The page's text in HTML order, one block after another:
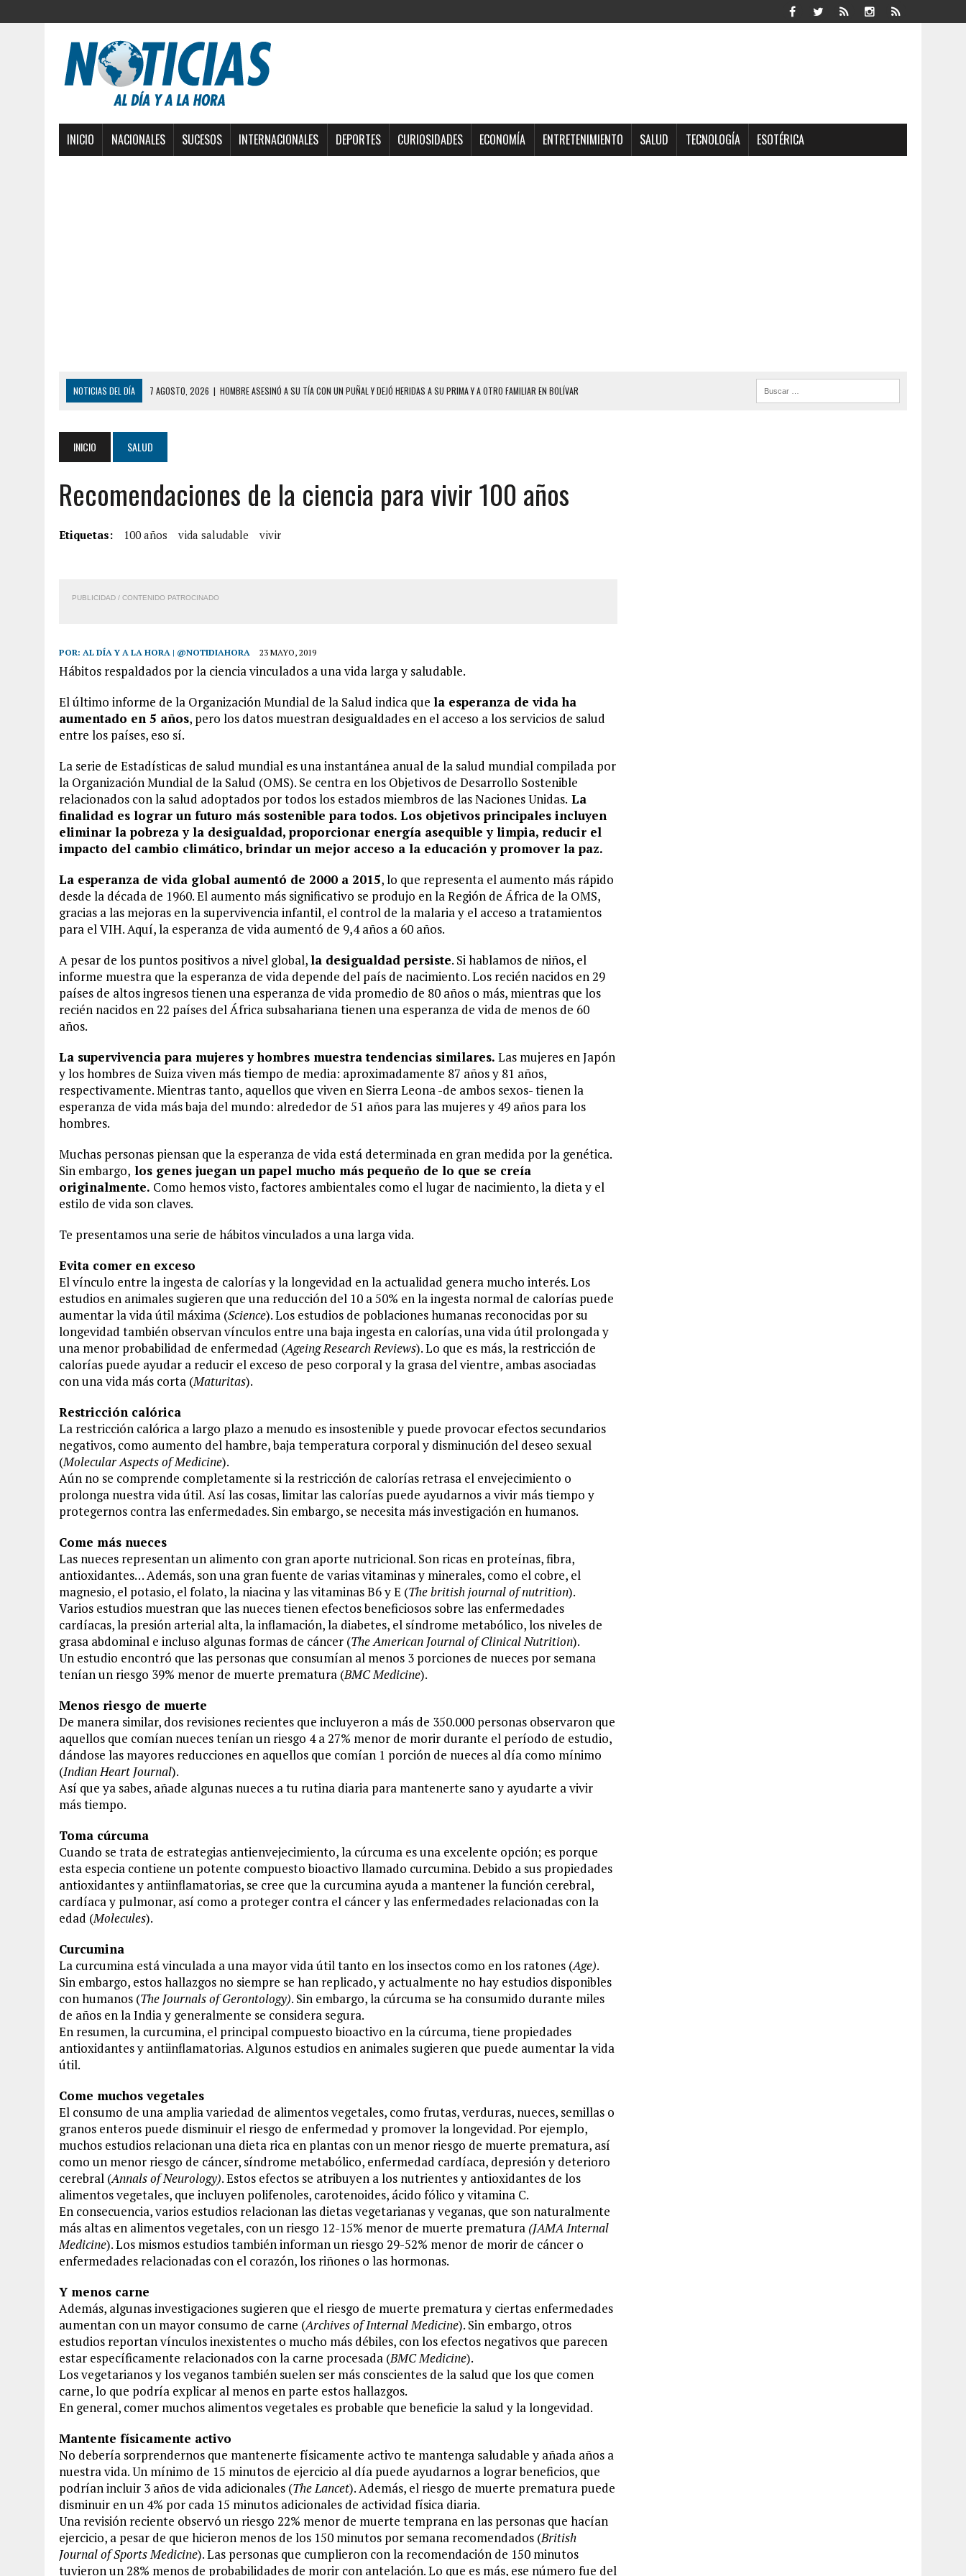
INICIO NACIONALES SUCESOS INTERNACIONALES DEPORTES CURIOSIDADES ECONOMÍA ENTRETENIMIENTO SALUD TECNOLOGÍA ESOTÉRICA
NOTICIAS DEL DÍA 7 AGOSTO, 2026 | YARACUY: ASESINARON DOS HOMBRES EL MISMO DÍA EN SECTORES VECINOS
6 AGOSTO, 2026 | BARINAS: ADOLESCENTE SE QUITÓ LA VIDA TRAS SER ACOSADA Y ABUSADA POR LA PAREJA DE SU ABUELA
CONMOCIÓN EN COLORADO POR ASESINATO DE UNA ADOLESCENTE VENEZOLANA EN REUNIÓN CON AMIGOS
5 AGOSTO, 2026 | PRESUNTO BROTE PSICÓTICO POR FALTA DE TRATAMIENTO DESENCADENÓ TRAGEDIA FAMILIAR
5 AGOSTO, 2026 | HORROR EN BARINAS: UN HOMBRE INDUJO AL SUICIDIO A UNA ADOLESCENTE DE 13 AÑOS TRAS ABUSAR DE ELLA
7 AGOSTO, 2026 | HOMBRE ASESINÓ A SU TÍA CON UN PUÑAL Y DEJÓ HERIDAS A SU PRIMA Y A OTRO FAMILIAR EN BOLÍVAR
INICIO SALUD
Recomendaciones de la ciencia para vivir 100 años
Etiquetas: 100 años vida saludable vivir
PUBLICIDAD / CONTENIDO PATROCINADO
POR: AL DÍA Y A LA HORA | @NOTIDIAHORA 23 MAYO, 2019
Hábitos respaldados por la ciencia vinculados a una vida larga y saludable.
El último informe de la Organización Mundial de la Salud indica que la esperanza de vida ha
aumentado en 5 años, pero los datos muestran desigualdades en el acceso a los servicios de salud
entre los países, eso sí.
La serie de Estadísticas de salud mundial es una instantánea anual de la salud mundial compilada por
la Organización Mundial de la Salud (OMS). Se centra en los Objetivos de Desarrollo Sostenible
relacionados con la salud adoptados por todos los estados miembros de las Naciones Unidas. La
finalidad es lograr un futuro más sostenible para todos. Los objetivos principales incluyen
eliminar la pobreza y la desigualdad, proporcionar energía asequible y limpia, reducir el
impacto del cambio climático, brindar un mejor acceso a la educación y promover la paz.
La esperanza de vida global aumentó de 2000 a 2015, lo que representa el aumento más rápido
desde la década de 1960. El aumento más significativo se produjo en la Región de África de la OMS,
gracias a las mejoras en la supervivencia infantil, el control de la malaria y el acceso a tratamientos
para el VIH. Aquí, la esperanza de vida aumentó de 9,4 años a 60 años.
A pesar de los puntos positivos a nivel global,la desigualdad persiste. Si hablamos de niños, el
informe muestra que la esperanza de vida depende del país de nacimiento. Los recién nacidos en 29
países de altos ingresos tienen una esperanza de vida promedio de 80 años o más, mientras que los
recién nacidos en 22 países del África subsahariana tienen una esperanza de vida de menos de 60
años.
La supervivencia para mujeres y hombres muestra tendencias similares. Las mujeres en Japón
y los hombres de Suiza viven más tiempo de media: aproximadamente 87 años y 81 años,
respectivamente. Mientras tanto, aquellos que viven en Sierra Leona -de ambos sexos- tienen la
esperanza de vida más baja del mundo: alrededor de 51 años para las mujeres y 49 años para los
hombres.
Muchas personas piensan que la esperanza de vida está determinada en gran medida por la genética.
Sin embargo, los genes juegan un papel mucho más pequeño de lo que se creía
originalmente. Como hemos visto, factores ambientales como el lugar de nacimiento, la dieta y el
estilo de vida son claves.
Te presentamos una serie de hábitos vinculados a una larga vida.
Evita comer en exceso
El vínculo entre la ingesta de calorías y la longevidad en la actualidad genera mucho interés. Los
estudios en animales sugieren que una reducción del 10 a 50% en la ingesta normal de calorías puede
aumentar la vida útil máxima (Science). Los estudios de poblaciones humanas reconocidas por su
longevidad también observan vínculos entre una baja ingesta en calorías, una vida útil prolongada y
una menor probabilidad de enfermedad (Ageing Research Reviews).Lo que es más, la restricción de
calorías puede ayudar a reducir el exceso de peso corporal y la grasa del vientre, ambas asociadas
con una vida más corta (Maturitas).
Restricción calórica
La restricción calórica a largo plazo a menudo es insostenible y puede provocar efectos secundarios
negativos, como aumento del hambre, baja temperatura corporal y disminución del deseo sexual
(Molecular Aspects of Medicine).
Aún no se comprende completamente si la restricción de calorías retrasa el envejecimiento o
prolonga nuestra vida útil. Así las cosas, limitar las calorías puede ayudarnos a vivir más tiempo y
protegernos contra las enfermedades. Sin embargo, se necesita más investigación en humanos.
Come más nueces
Las nueces representan un alimento con gran aporte nutricional. Son ricas en proteínas, fibra,
antioxidantes… Además, son una gran fuente de varias vitaminas y minerales, como el cobre, el
magnesio, el potasio, el folato, la niacina y las vitaminas B6 y E (The british journal of nutrition).
Varios estudios muestran que las nueces tienen efectos beneficiosos sobre las enfermedades
cardíacas, la presión arterial alta, la inflamación, la diabetes, el síndrome metabólico, los niveles de
grasa abdominal e incluso algunas formas de cáncer (The American Journal of Clinical Nutrition).
Un estudio encontró que las personas que consumían al menos 3 porciones de nueces por semana
tenían un riesgo 39% menor de muerte prematura (BMC Medicine).
Menos riesgo de muerte
De manera similar, dos revisiones recientes que incluyeron a más de 350.000 personas observaron que
aquellos que comían nueces tenían un riesgo 4 a 27% menor de morir durante el período de estudio,
dándose las mayores reducciones en aquellos que comían 1 porción de nueces al día como mínimo
(Indian Heart Journal).
Así que ya sabes, añade algunas nueces a tu rutina diaria para mantenerte sano y ayudarte a vivir
más tiempo.
Toma cúrcuma
Cuando se trata de estrategias antienvejecimiento, la cúrcuma es una excelente opción; es porque
esta especia contiene un potente compuesto bioactivo llamado curcumina. Debido a sus propiedades
antioxidantes y antiinflamatorias, se cree que la curcumina ayuda a mantener la función cerebral,
cardíaca y pulmonar, así como a proteger contra el cáncer y las enfermedades relacionadas con la
edad (Molecules).
Curcumina
La curcumina está vinculada a una mayor vida útil tanto en los insectos como en los ratones (Age).
Sin embargo, estos hallazgos no siempre se han replicado, y actualmente no hay estudios disponibles
con humanos (The Journals of Gerontology). Sin embargo, la cúrcuma se ha consumido durante miles
de años en la India y generalmente se considera segura.
En resumen, la curcumina, el principal compuesto bioactivo en la cúrcuma, tiene propiedades
antioxidantes y antiinflamatorias. Algunos estudios en animales sugieren que puede aumentar la vida
útil.
Come muchos vegetales
El consumo de una amplia variedad de alimentos vegetales, como frutas, verduras, nueces, semillas o
granos enteros puede disminuir el riesgo de enfermedad y promover la longevidad. Por ejemplo,
muchos estudios relacionan una dieta rica en plantas con un menor riesgo de muerte prematura, así
como un menor riesgo de cáncer, síndrome metabólico, enfermedad cardíaca, depresión y deterioro
cerebral (Annals of Neurology). Estos efectos se atribuyen a los nutrientes y antioxidantes de los
alimentos vegetales, que incluyen polifenoles, carotenoides, ácido fólico y vitamina C.
En consecuencia, varios estudios relacionan las dietas vegetarianas y veganas, que son naturalmente
más altas en alimentos vegetales, con un riesgo 12-15% menor de muerte prematura (JAMA Internal
Medicine). Los mismos estudios también informan un riesgo 29-52% menor de morir de cáncer o
enfermedades relacionadas con el corazón, los riñones o las hormonas.
Y menos carne
Además, algunas investigaciones sugieren que el riesgo de muerte prematura y ciertas enfermedades
aumentan con un mayor consumo de carne (Archives of Internal Medicine). Sin embargo, otros
estudios reportan vínculos inexistentes o mucho más débiles, con los efectos negativos que parecen
estar específicamente relacionados con la carne procesada (BMC Medicine).
Los vegetarianos y los veganos también suelen ser más conscientes de la salud que los que comen
carne, lo que podría explicar al menos en parte estos hallazgos.
En general, comer muchos alimentos vegetales es probable que beneficie la salud y la longevidad.
Mantente físicamente activo
No debería sorprendernos que mantenerte físicamente activo te mantenga saludable y añada años a
nuestra vida. Un mínimo de 15 minutos de ejercicio al día puede ayudarnos a lograr beneficios, que
podrían incluir 3 años de vida adicionales (The Lancet). Además, el riesgo de muerte prematura puede
disminuir en un 4% por cada 15 minutos adicionales de actividad física diaria.
Una revisión reciente observó un riesgo 22% menor de muerte temprana en las personas que hacían
ejercicio, a pesar de que hicieron menos de los 150 minutos por semana recomendados (British
Journal of Sports Medicine). Las personas que cumplieron con la recomendación de 150 minutos
tuvieron un 28% menos de probabilidades de morir con antelación. Lo que es más, ese número fue del